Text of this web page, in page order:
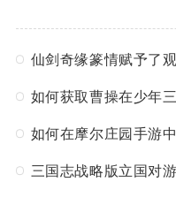
仙剑奇缘篆情赋予了
如何获取曹操在少年
如何在摩尔庄园手游
三国志战略版立国对